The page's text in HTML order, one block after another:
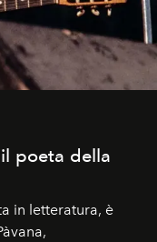
poeta della
in letteratura, è